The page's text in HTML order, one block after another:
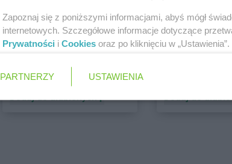
5 gazetek
Dodaj do ulubionych
Dodaj do
Zapoznaj się z poniższymi informacjami, abyś mógł
internetowych. Szczegółowe informacje dotyczące
Prywatności i Cookies oraz po kliknięciu w „Ustawienia”.
PARTNERZY USTAWIENIA